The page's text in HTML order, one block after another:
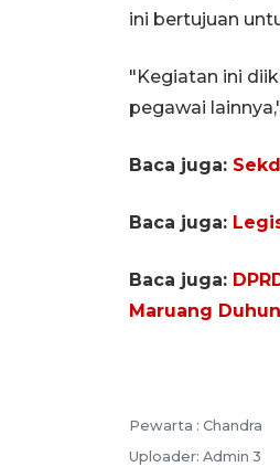
ini bertujuan
"Kegiatan ini
pegawai
Baca juga:
Baca juga:
Baca juga:
Maruang
Pewarta : Chandra
Uploader: Admin 3